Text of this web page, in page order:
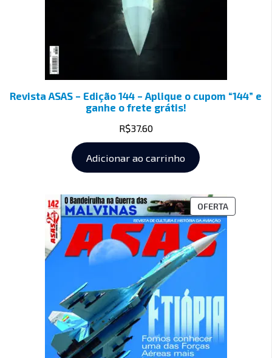
Revista ASAS – Edição 144 – Aplique o cupom “144” e
ganhe o frete grátis!
R$37.60
Adicionar ao carrinho
OFERTA